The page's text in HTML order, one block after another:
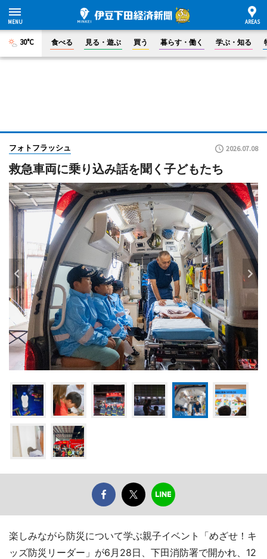
30°C 食べる 見る・遊ぶ 買う 暮らす・働く 学ぶ・知る
フォトフラッシュ 2026.07.08
救急車両に乗り込み話を聞く子どもたち
楽しみながら防災について学ぶ親子イベント「めざせ！キ
ッズ防災リーダー」が6月28日、下田消防署で開かれ、12